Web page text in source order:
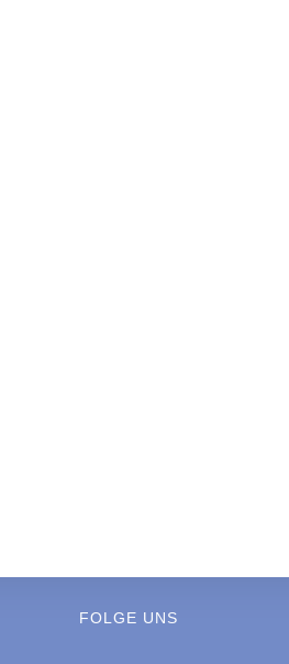
FOLGE UNS